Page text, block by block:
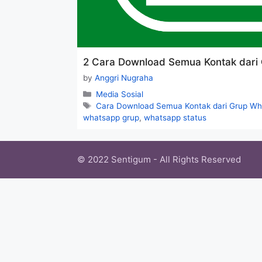
2 Cara Download Semua Kontak
by Anggri Nugraha
Categories
Media Sosial
Tags
Cara Download Semua Kontak dari Grup
whatsapp grup, whatsapp status
© 2022 Sentigum - All Rights Reserved